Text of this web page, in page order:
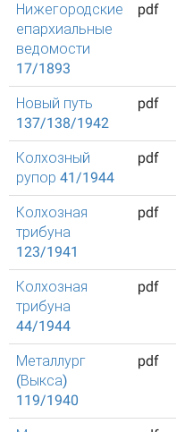
Нижегородские
епархиальные
ведомости
17/1893
pdf
Новый путь
137/138/1942
pdf
Колхозный
рупор 41/1944
pdf
Колхозная
трибуна
123/1941
pdf
Колхозная
трибуна
44/1944
pdf
Металлург
(Выкса)
119/1940
pdf